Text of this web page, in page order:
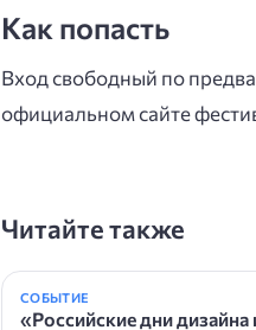
Как попасть
Вход свободный по
официальном сайте
Читайте также
СОБЫТИЕ
«Российские дни дизайна